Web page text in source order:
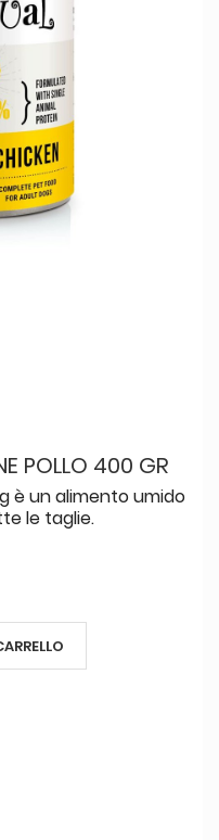
POLLO 400 GR
è un alimento umido
le taglie.